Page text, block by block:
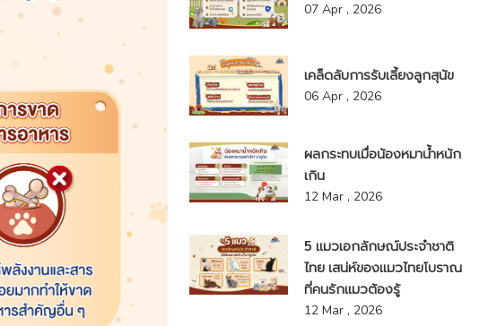
07 Apr , 2026
เคล็ดลับการรับเลี้ยงลูกสุนัข
06 Apr , 2026
ผลกระทบเมื่อน้องหมาน้ำหนัก
เกิน
12 Mar , 2026
5 แมวเอกลักษณ์ประจำชาติ
ไทย เสน่ห์ของแมวไทยโบราณ
ที่คนรักแมวต้องรู้
12 Mar , 2026